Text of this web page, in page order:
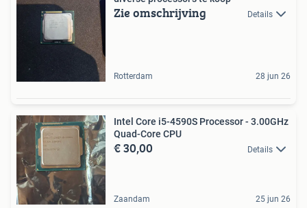
Zie omschrijving Details
Rotterdam 28 jun 26
Intel Core i5-4590S Processor - 3.00GHz
Quad-Core CPU
€ 30,00 Details
Zaandam 25 jun 26